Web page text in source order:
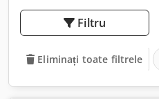
Filtru
Eliminați toate filtrele